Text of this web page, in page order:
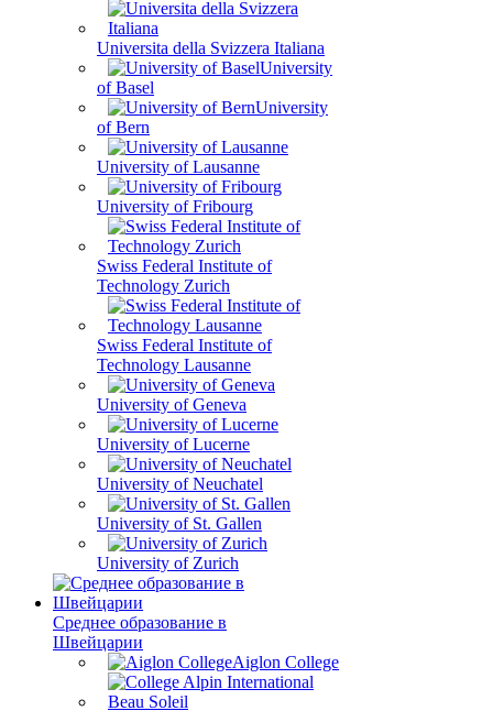
Universita della Svizzera Italiana
University
of Basel
University
of Bern
University of Lausanne
University of Fribourg
Swiss Federal Institute of
Technology Zurich
Swiss Federal Institute of
Technology Lausanne
University of Geneva
University of Lucerne
University of Neuchatel
University of St. Gallen
University of Zurich
Среднее образование в
Швейцарии
Aiglon College